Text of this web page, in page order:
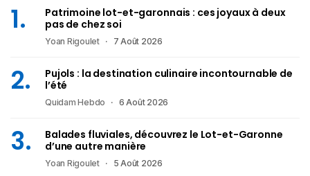
Patrimoine lot-et-garonnais : ces joyaux à deux
pas de chez soi
Yoan Rigoulet 7 Août 2026
Pujols : la destination culinaire incontournable de
l’été
Quidam Hebdo 6 Août 2026
Balades fluviales, découvrez le Lot-et-Garonne
d’une autre manière
Yoan Rigoulet 5 Août 2026